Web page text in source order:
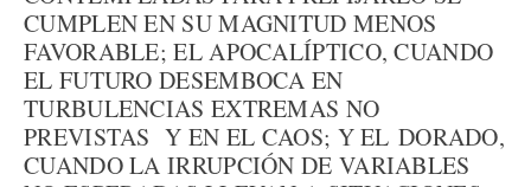
CUMPLEN EN SU MAGNITUD MENOS
FAVORABLE; EL APOCALÍPTICO, CUANDO
EL FUTURO DESEMBOCA EN
TURBULENCIAS EXTREMAS NO
PREVISTAS Y EN EL CAOS; Y EL DORADO,
CUANDO LA IRRUPCIÓN DE VARIABLES